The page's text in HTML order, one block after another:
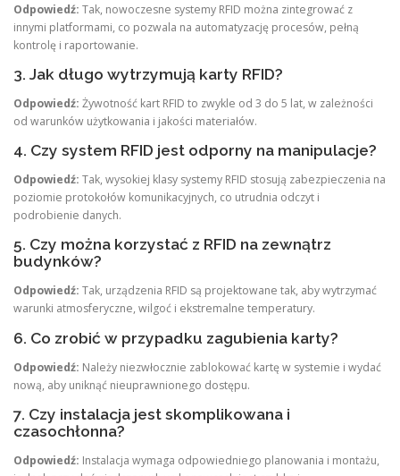
Odpowiedź: Tak, nowoczesne systemy RFID można zintegrować z
innymi platformami, co pozwala na automatyzację procesów, pełną
kontrolę i raportowanie.
3. Jak długo wytrzymują karty RFID?
Odpowiedź: Żywotność kart RFID to zwykle od 3 do 5 lat, w zależności
od warunków użytkowania i jakości materiałów.
4. Czy system RFID jest odporny na manipulacje?
Odpowiedź: Tak, wysokiej klasy systemy RFID stosują zabezpieczenia na
poziomie protokołów komunikacyjnych, co utrudnia odczyt i
podrobienie danych.
5. Czy można korzystać z RFID na zewnątrz
budynków?
Odpowiedź: Tak, urządzenia RFID są projektowane tak, aby wytrzymać
warunki atmosferyczne, wilgoć i ekstremalne temperatury.
6. Co zrobić w przypadku zagubienia karty?
Odpowiedź: Należy niezwłocznie zablokować kartę w systemie i wydać
nową, aby uniknąć nieuprawnionego dostępu.
7. Czy instalacja jest skomplikowana i
czasochłonna?
Odpowiedź: Instalacja wymaga odpowiedniego planowania i montażu,